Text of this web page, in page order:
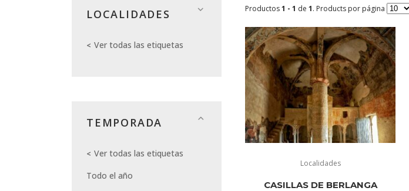
LOCALIDADES
Ver todas las etiquetas
TEMPORADA
Ver todas las etiquetas
Todo el año
Productos1 - 1 de 1. Products por página
Localidades
CASILLAS DE BERLANGA